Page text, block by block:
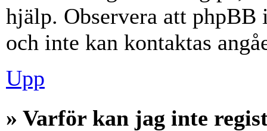
hjälp. Observera att
och inte kan kontaktas
Upp
» Varför kan jag inte